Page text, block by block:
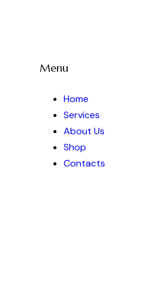
Menu
Home
Services
About Us
Shop
Contacts